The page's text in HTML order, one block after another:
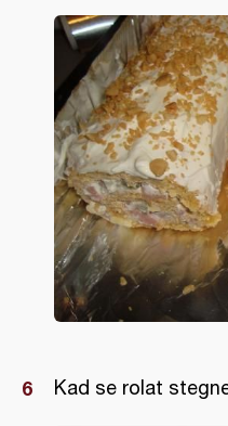
Kad se rolat